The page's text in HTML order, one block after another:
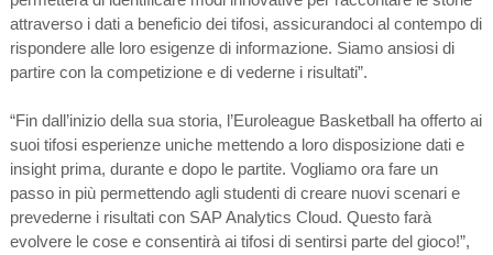
attraverso i dati a beneficio dei tifosi, assicurandoci al contempo di
rispondere alle loro esigenze di informazione. Siamo ansiosi di
partire con la competizione e di vederne i risultati”.
“Fin dall’inizio della sua storia, l’Euroleague Basketball ha offerto ai
suoi tifosi esperienze uniche mettendo a loro disposizione dati e
insight prima, durante e dopo le partite. Vogliamo ora fare un
passo in più permettendo agli studenti di creare nuovi scenari e
prevederne i risultati con SAP Analytics Cloud. Questo farà
evolvere le cose e consentirà ai tifosi di sentirsi parte del gioco!”,